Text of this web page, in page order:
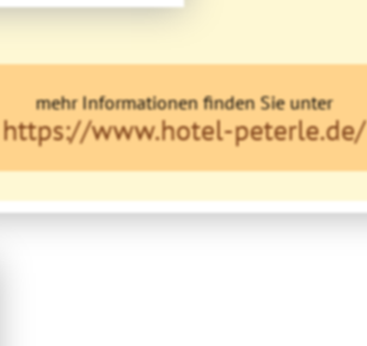
mehr Informationen finden Sie unter
https://www.hotel-peterle.de/